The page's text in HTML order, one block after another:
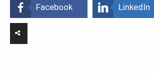
Facebook LinkedIn